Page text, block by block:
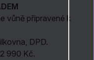
vůně připravené k
DPD.
990 Kč.